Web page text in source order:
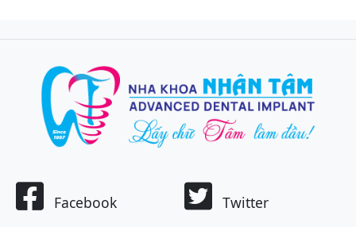
Facebook Twitter